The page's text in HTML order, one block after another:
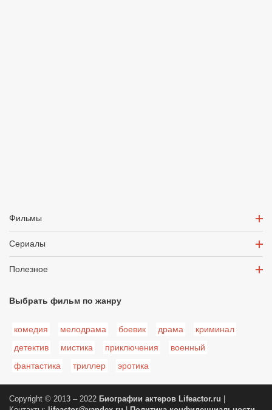
Фильмы
Сериалы
Полезное
Выбрать фильм по жанру
комедия мелодрама боевик драма
криминал
детектив
мистика приключения
военный
фантастика
триллер эротика
Copyright © 2013 – 2022 Биографии актеров Lifeactor.ru